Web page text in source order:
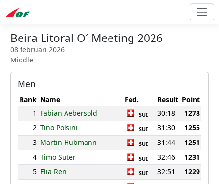
Beira Litoral O´ Meeting 2026
08 februari 2026
Middle
Men
Rank Name Fed. Result Point
1 Fabian Aebersold SUI 30:18
1278
2 Tino Polsini SUI 31:30
1255
3 Martin Hubmann SUI 31:44
1251
4 Timo Suter SUI 32:46
1231
5 Elia Ren SUI 32:51
1229